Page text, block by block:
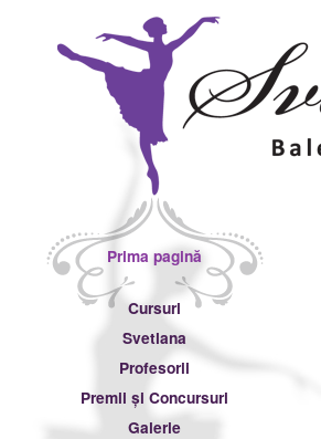
Meniu principal
Sari la conținutul principal
Sari la conținutul secundar
Prima pagină
Cursuri
Svetlana
Profesorii
Premii și Concursuri
Galerie